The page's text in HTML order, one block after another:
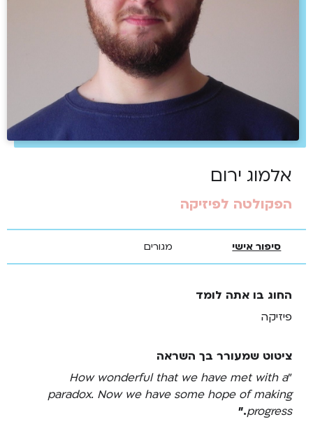
אלמוג ירום
הפקולטה לפיזיקה
סיפור אישי מגורים
החוג בו אתה לומד
פיזיקה
ציטוט שמעורר בך השראה
"
How wonderful that we have met with a
paradox. Now we have some hope of making
progress
."